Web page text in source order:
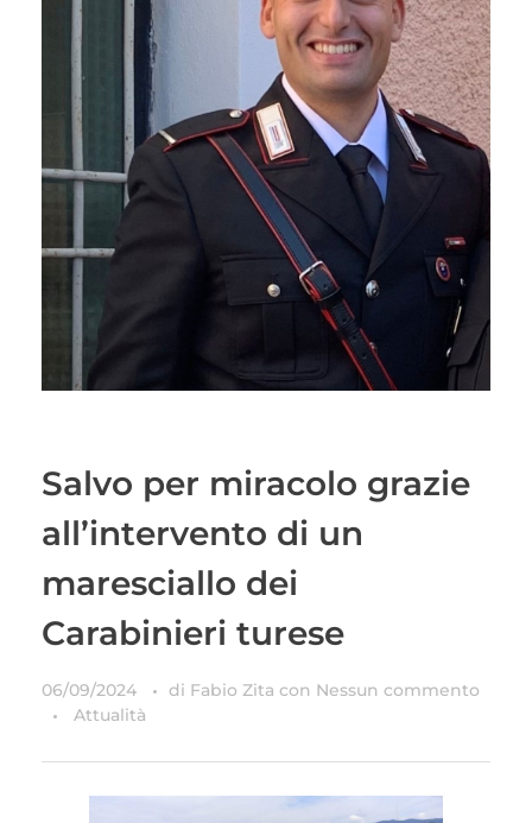
Salvo per miracolo grazie
all’intervento di un
maresciallo dei
Carabinieri turese
06/09/2024 di Fabio Zita con Nessun commento
Attualità